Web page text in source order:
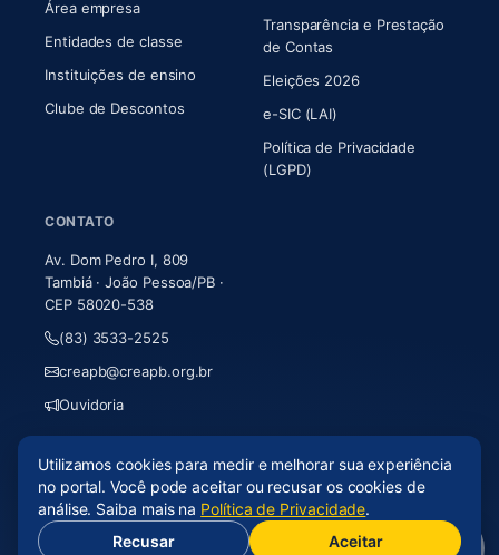
Área empresa
Entidades de classe
Instituições de ensino
Clube de Descontos
Transparência e Prestação
de Contas
Eleições 2026
e-SIC (LAI)
Política de Privacidade
(LGPD)
CONTATO
Av. Dom Pedro I, 809
Tambiá · João Pessoa/PB ·
CEP 58020-538
(83) 3533-2525
creapb@creapb.org.br
Ouvidoria
© 2026 CREA-PB · Todos os direitos reservados
Acessibilidade
Mapa do site· LGPD
(abre em nova aba)
Utilizamos cookies para medir e melhorar sua experiência
no portal. Você pode aceitar ou recusar os cookies de
análise. Saiba mais na Política de Privacidade.
Recusar
Aceitar